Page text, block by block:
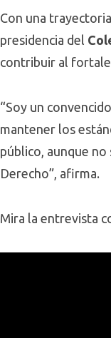
Con una
presidencia del
contribuir al
“Soy un
mantener los
público, aunque
Derecho”, afirma.
Mira la entrevista